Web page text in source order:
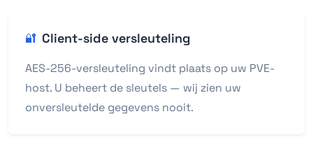
🔐 Client-side versleuteling
AES-256-versleuteling vindt plaats op uw PVE-
host. U beheert de sleutels — wij zien uw
onversleutelde gegevens nooit.